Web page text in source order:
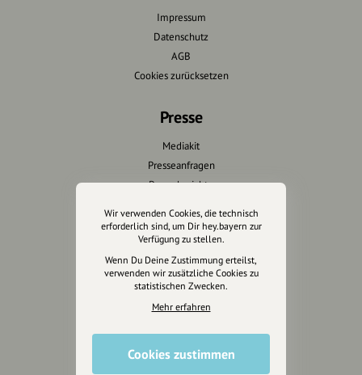
Impressum
Datenschutz
AGB
Cookies zurücksetzen
Presse
Mediakit
Presseanfragen
Presseberichte
Wir unterstützen Euch
Fotografie & mehr
Marketing
Design & Branding
Anakin Design
Wir verwenden Cookies, die technisch
erforderlich sind, um Dir hey.bayern zur
Verfügung zu stellen.
Wenn Du Deine Zustimmung erteilst,
verwenden wir zusätzliche Cookies zu
statistischen Zwecken.
Mehr erfahren
Cookies zustimmen